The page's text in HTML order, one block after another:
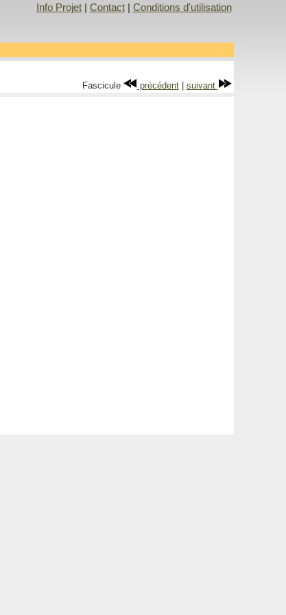
Info Projet| Contact| Conditions d'utilisation
Fascicule précédent| suivant